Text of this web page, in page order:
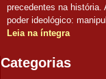
precedentes na história.
poder ideológico:
Leia na íntegra
Categorias